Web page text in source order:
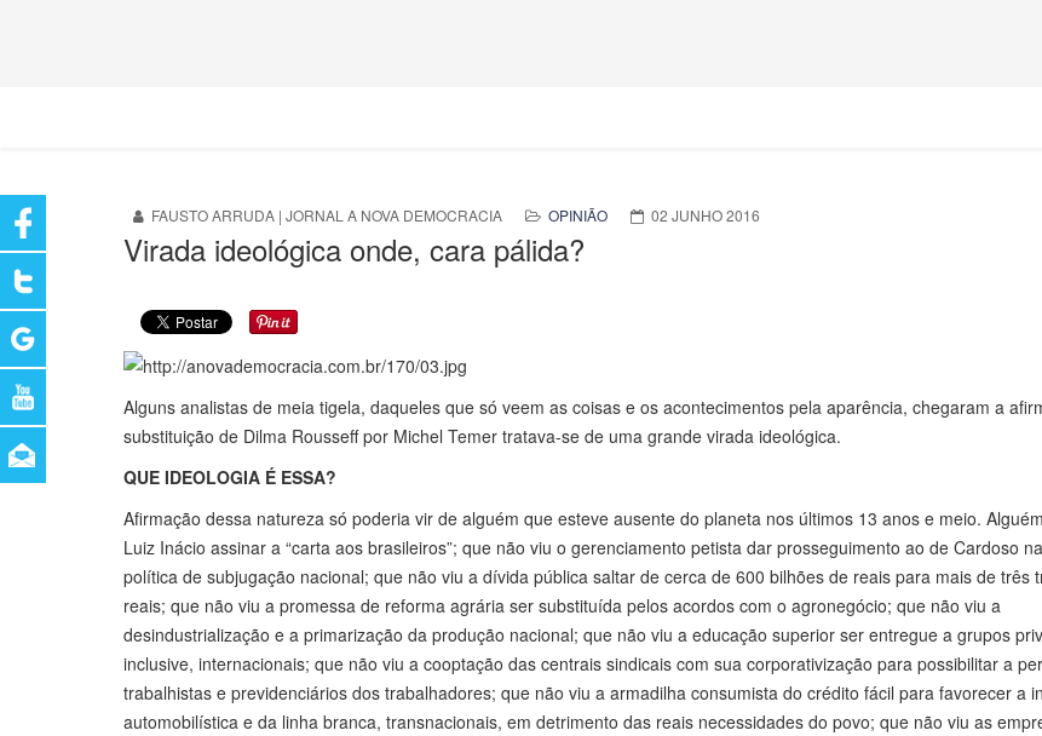
FAUSTO ARRUDA | JORNAL A NOVA DEMOCRACIA OPINIÃO 02 JUNHO 2016
Virada ideológica onde, cara pálida?
Alguns analistas de meia tigela, daqueles que só veem as coisas e os acontecimentos pela aparência, chegaram a
substituição de Dilma Rousseff por Michel Temer tratava-se de uma grande virada ideológica.
QUE IDEOLOGIA É ESSA?
Afirmação dessa natureza só poderia vir de alguém que esteve ausente do planeta nos últimos 13 anos e meio.
Luiz Inácio assinar a “carta aos brasileiros”; que não viu o gerenciamento petista dar prosseguimento ao de Cardoso
política de subjugação nacional; que não viu a dívida pública saltar de cerca de 600 bilhões de reais para mais de três
reais; que não viu a promessa de reforma agrária ser substituída pelos acordos com o agronegócio; que não viu a
desindustrialização e a primarização da produção nacional; que não viu a educação superior ser entregue a grupos
inclusive, internacionais; que não viu a cooptação das centrais sindicais com sua corporativização para possibilitar a
trabalhistas e previdenciários dos trabalhadores; que não viu a armadilha consumista do crédito fácil para favorecer a
automobilística e da linha branca, transnacionais, em detrimento das reais necessidades do povo; que não viu as